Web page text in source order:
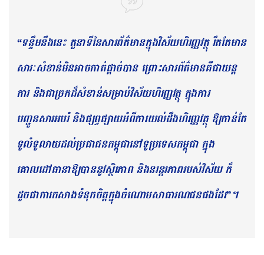
“ទន្ទឹមនឹងនេះ តួនាទីនៃសារព័ត៌មានក្នុងវិស័យហិរញ្ញវត្ថុ រឹតតែមាន
សារៈសំខាន់មិនអាចកាត់ផ្តាច់បាន ព្រោះសារព័ត៌មានគឺជាយន្ត
ការ និងជាច្រកដ៏សំខាន់សម្រាប់វិស័យហិរញ្ញវត្ថុ ក្នុងការ
បញ្ជូនសារអបរំ និងផ្សព្វផ្សាយអំពីការយល់ដឹងហិរញ្ញវត្ថុ ឱ្យកាន់តែ
ទូលំទូលាយដល់ប្រជាជនកម្ពុជានៅទូប្រទេសកម្ពុជា ក្នុង
គោលដៅធានាឱ្យបាននូវស្ថិរភាព និងនរន្តរភាពរបស់វិស័យ ក៏
ដូចជាការកសាងទំនុកចិត្តក្នុងចំណោមសាធារណជនផងដែរ”។